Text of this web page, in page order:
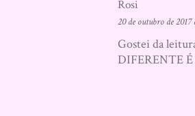
Rosi
20 de outubro de 2017
Gostei da
DIFERENTE É